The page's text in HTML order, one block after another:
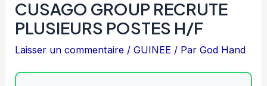
CUSAGO GROUP RECRUTE
PLUSIEURS POSTES H/F
Laisser un commentaire /GUINEE / ParGod Hand